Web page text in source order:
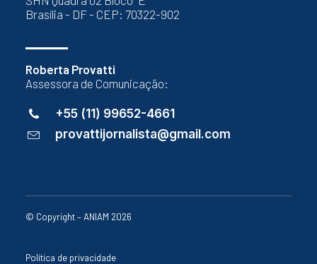
Brasília - DF - CEP: 70322-902
Roberta Provatti
Assessora de Comunicação:
+55 (11) 99652-4661
provattijornalista@gmail.com
© Copyright – ANIAM 2026
Política de privacidade